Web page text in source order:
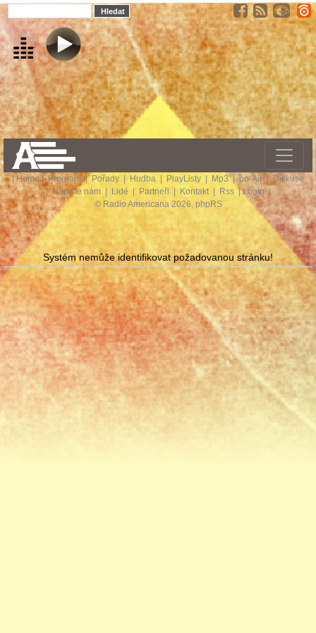
|Home|Program | Pořady Hudba PlayListy Mp3|on-Air|Diskuse
|Napište nám Lidé Partneři Kontakt Rss |LogIn |
© Radio Americana 2026, phpRS
Systém nemůže identifikovat požadovanou stránku!